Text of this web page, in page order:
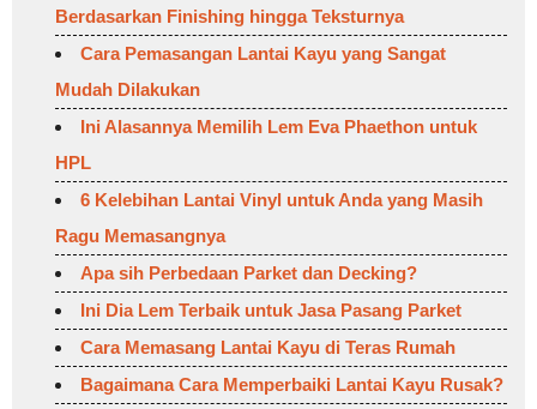
Berdasarkan Finishing hingga Teksturnya
Cara Pemasangan Lantai Kayu yang Sangat
Mudah Dilakukan
Ini Alasannya Memilih Lem Eva Phaethon untuk
HPL
6 Kelebihan Lantai Vinyl untuk Anda yang Masih
Ragu Memasangnya
Apa sih Perbedaan Parket dan Decking?
Ini Dia Lem Terbaik untuk Jasa Pasang Parket
Cara Memasang Lantai Kayu di Teras Rumah
Bagaimana Cara Memperbaiki Lantai Kayu Rusak?